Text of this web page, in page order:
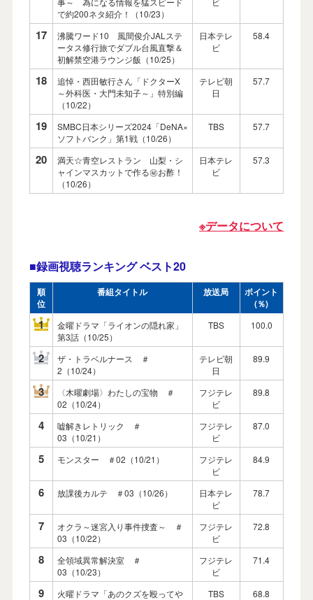
で約200ネタ紹介！（10/23）
17
沸騰ワード10 風間俊介JALステ
ータス修行旅でダブル台風直撃＆
初解禁空港ラウンジ飯（10/25）
日本テレ
ビ
58.4
18
追悼・西田敏行さん「ドクターX
～外科医・大門未知子～」特別編
（10/22）
テレビ朝
日
57.7
19
SMBC日本シリーズ2024「DeNA×
ソフトバンク」第1戦（10/26）
TBS 57.7
20
満天☆青空レストラン 山梨・シ
ャインマスカットで作る㊙お酢！
（10/26）
日本テレ
ビ
57.3
※データについて
■録画視聴ランキングベスト20
順
位
番組タイトル 放送局
ポイント
(％)
1
金曜ドラマ「ライオンの隠れ家」
第3話（10/25）
TBS 100.0
2
ザ・トラベルナース ＃
2（10/24）
テレビ朝
日
89.9
3
〈木曜劇場〉わたしの宝物 ＃
02（10/24）
フジテレ
ビ
89.8
4
嘘解きレトリック ＃
03（10/21）
フジテレ
ビ
87.0
5 モンスター ＃02（10/21）
フジテレ
ビ
84.9
6 放課後カルテ ＃03（10/26）
日本テレ
ビ
78.7
7
オクラ～迷宮入り事件捜査～ ＃
03（10/22）
フジテレ
ビ
72.8
8
全領域異常解決室 ＃
03（10/23）
フジテレ
ビ
71.4
9
火曜ドラマ「あのクズを殴ってや
TBS 68.8